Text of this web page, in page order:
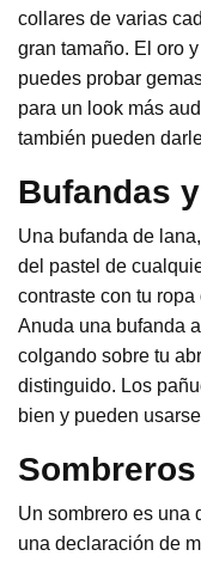
collares de varias
gran tamaño. El oro
puedes probar
para un look más
también pueden
Bufandas
Una bufanda de
del pastel de
contraste con tu
Anuda una bufanda
colgando sobre tu
distinguido. Los
bien y pueden
Sombreros
Un sombrero es una
una declaración de